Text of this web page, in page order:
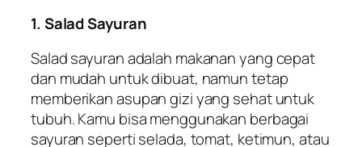
1. Salad Sayuran
Salad sayuran adalah makanan yang cepat
dan mudah untuk dibuat, namun tetap
memberikan asupan gizi yang sehat untuk
tubuh. Kamu bisa menggunakan berbagai
sayuran seperti selada, tomat, ketimun, atau